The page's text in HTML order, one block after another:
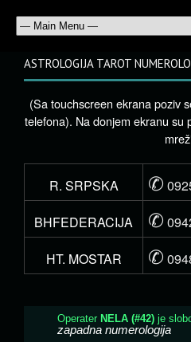
ASTROLOGIJA TAROT
(Sa touchscreen ekrana poziv
telefona). Na donjem ekranu su
R. SRPSKA ✆
BHFEDERACIJA
✆
HT. MOSTAR
✆